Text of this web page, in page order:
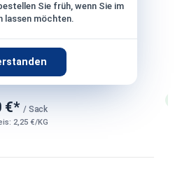
Sie früh, wenn Sie im
lassen möchten.
€* / Sack
2,25 €/KG